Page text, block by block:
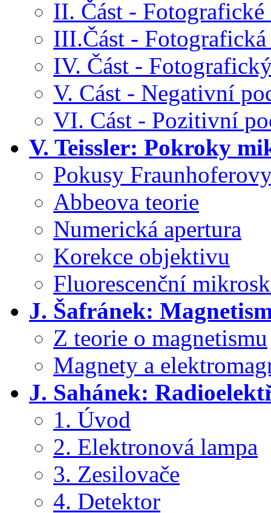
II. Část -
III.Část - Fotografická
IV. Část -
V. Cást - Negativní
VI. Cást - Pozitivní
V. Teissler: Pokroky
Pokusy
Abbeova teorie
Numerická apertura
Korekce objektivu
Fluorescenční
J. Šafránek:
Z teorie o magnetismu
Magnety a
J. Sahánek:
1. Úvod
2. Elektronová lampa
3. Zesilovače
4. Detektor